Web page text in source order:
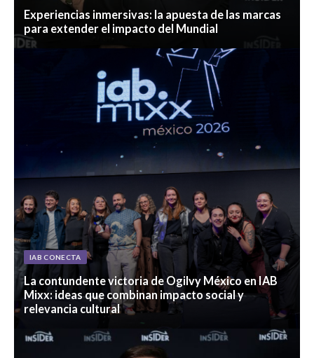
Experiencias inmersivas: la apuesta de las marcas
para extender el impacto del Mundial
IAB CONECTA
La contundente victoria de Ogilvy México en IAB
Mixx: ideas que combinan impacto social y
relevancia cultural